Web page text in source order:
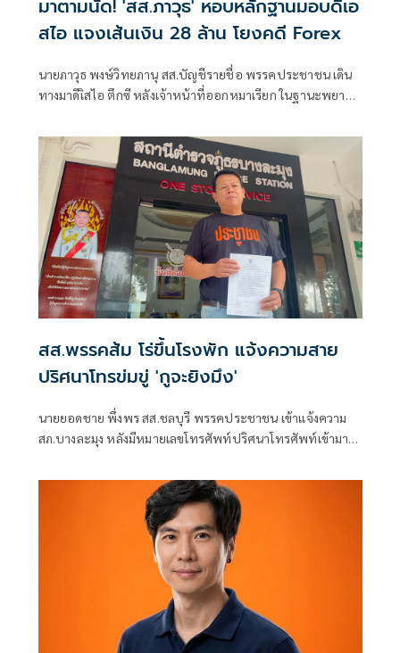
มาตามนัด! 'สส.ภาวุธ' หอบหลักฐานมอบดีเอ
สไอ แจงเส้นเงิน 28 ล้าน โยงคดี Forex
นายภาวุธ พงษ์วิทยภานุ สส.บัญชีรายชื่อ พรรคประชาชน เดิน
ทางมาดีเิสไอ ตึกซี หลังเจ้าหน้าที่ออกหมาเรียก ในฐานะพยาน
สส.พรรคส้ม โร่ขึ้นโรงพัก แจ้งความสาย
ปริศนาโทรข่มขู่ 'กูจะยิงมึง'
นายยอดชาย พึ่งพร สส.ชลบุรี พรรคประชาชน เข้าแจ้งความ
สภ.บางละมุง หลังมีหมายเลขโทรศัพท์ปริศนาโทรศัพท์เข้ามา